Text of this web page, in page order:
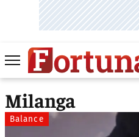
Milanga
Balance